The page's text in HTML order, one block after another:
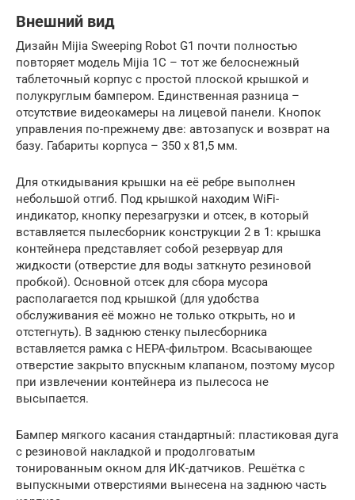
Внешний вид
Дизайн Mijia Sweeping Robot G1 почти полностью
повторяет модель Mijia 1C – тот же белоснежный
таблеточный корпус с простой плоской крышкой и
полукруглым бампером. Единственная разница –
отсутствие видеокамеры на лицевой панели. Кнопок
управления по-прежнему две: автозапуск и возврат на
базу. Габариты корпуса – 350 х 81,5 мм.
Для откидывания крышки на её ребре выполнен
небольшой отгиб. Под крышкой находим WiFi-
индикатор, кнопку перезагрузки и отсек, в который
вставляется пылесборник конструкции 2 в 1: крышка
контейнера представляет собой резервуар для
жидкости (отверстие для воды заткнуто резиновой
пробкой). Основной отсек для сбора мусора
располагается под крышкой (для удобства
обслуживания её можно не только открыть, но и
отстегнуть). В заднюю стенку пылесборника
вставляется рамка с НЕРА-фильтром. Всасывающее
отверстие закрыто впускным клапаном, поэтому мусор
при извлечении контейнера из пылесоса не
высыпается.
Бампер мягкого касания стандартный: пластиковая дуга
с резиновой накладкой и продолговатым
тонированным окном для ИК-датчиков. Решётка с
выпускными отверстиями вынесена на заднюю часть